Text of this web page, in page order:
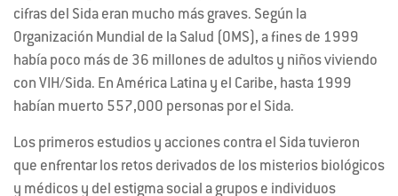
cifras del Sida eran mucho más graves. Según la
Organización Mundial de la Salud (OMS), a fines de 1999
había poco más de 36 millones de adultos y niños viviendo
con VIH/Sida. En América Latina y el Caribe, hasta 1999
habían muerto 557,000 personas por el Sida.
Los primeros estudios y acciones contra el Sida tuvieron
que enfrentar los retos derivados de los misterios biológicos
y médicos y del estigma social a grupos e individuos